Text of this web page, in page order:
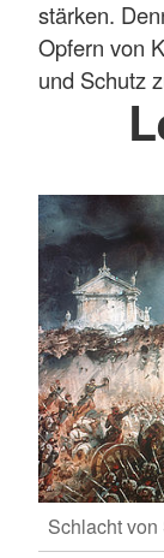
stärken.
Opfern von
und Schutz
Schlacht